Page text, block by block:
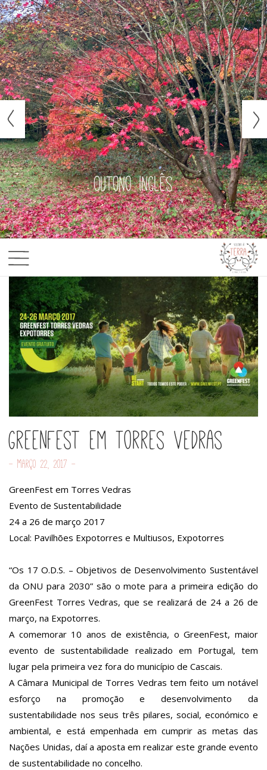
Outono inglês
GreenFest em Torres Vedras
- Março 22, 2017 -
GreenFest em Torres Vedras
Evento de Sustentabilidade
24 a 26 de março 2017
Local: Pavilhões Expotorres e Multiusos, Expotorres
“Os 17 O.D.S. – Objetivos de Desenvolvimento Sustentável
da ONU para 2030” são o mote para a primeira edição do
GreenFest Torres Vedras, que se realizará de 24 a 26 de
março, na Expotorres.
A comemorar 10 anos de existência, o GreenFest, maior
evento de sustentabilidade realizado em Portugal, tem
lugar pela primeira vez fora do município de Cascais.
A Câmara Municipal de Torres Vedras tem feito um notável
esforço na promoção e desenvolvimento da
sustentabilidade nos seus três pilares, social, económico e
ambiental, e está empenhada em cumprir as metas das
Nações Unidas, daí a aposta em realizar este grande evento
de sustentabilidade no concelho.